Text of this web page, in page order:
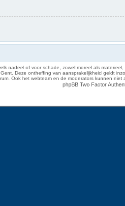
nadeel of voor schade, zowel moreel als
Deze ontheffing van aansprakelijkheid geldt
Ook het webteam en de moderators kunnen
phpBB Two Factor